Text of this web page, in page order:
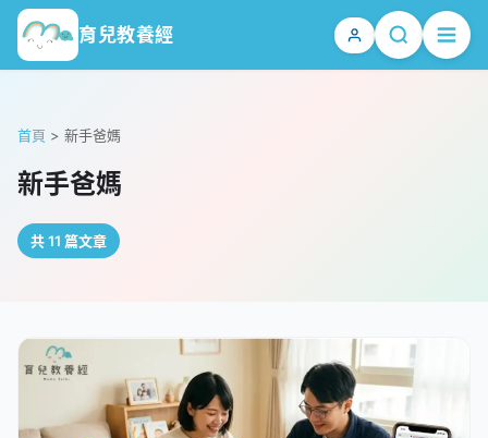
育兒教養經
首頁 > 新手爸媽
新手爸媽
共 11 篇文章